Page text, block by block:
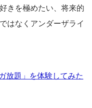
きを極めたい、将来的
はなくアンダーザライ
放題」を体験してみた